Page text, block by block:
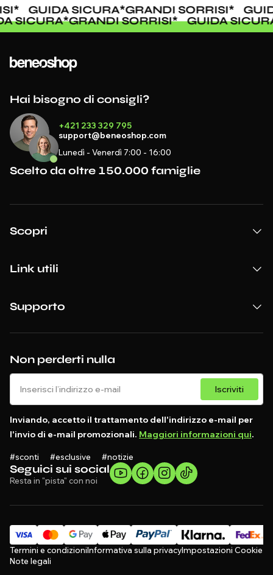
GUIDA SICURA*GRANDI SORRISI*
GUIDA
SICURA*GRANDI SORRISI* GUIDA
Seguici sui social
Resta in "pista" con noi
Non perderti nulla
Iscriviti
Inviando, accetto il trattamento dell'indirizzo e-mail per
l'invio di e-mail promozionali. Maggiori informazioni qui.
#sconti #esclusive #notizie
Hai bisogno di consigli?
+421 233 329 795
support@beneoshop.com
Lunedì - Venerdì 7:00 - 16:00
Scelto da oltre 150.000 famiglie
Scopri
Link utili
Supporto
Termini e condizioniInformativa sulla privacyImpostazioni Cookie
Note legali